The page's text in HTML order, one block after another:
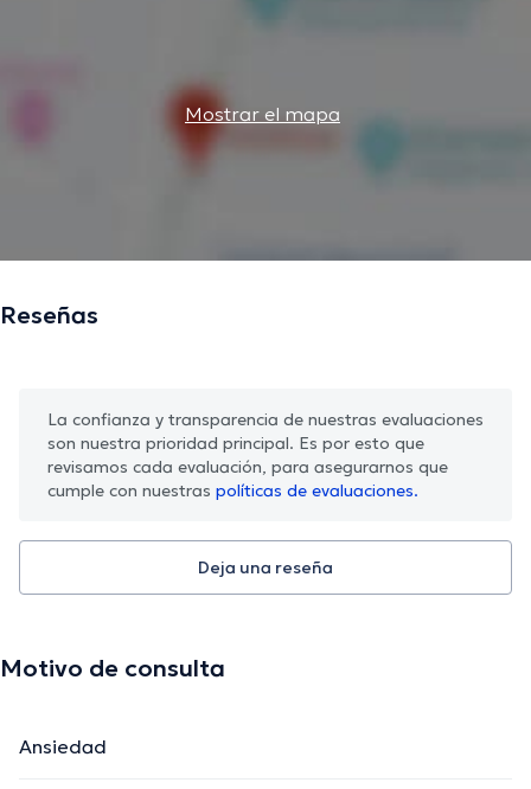
Mostrar el mapa
Reseñas
La confianza y transparencia de nuestras evaluaciones
son nuestra prioridad principal. Es por esto que
revisamos cada evaluación, para asegurarnos que
cumple con nuestras políticas de evaluaciones.
Deja una reseña
Motivo de consulta
Ansiedad